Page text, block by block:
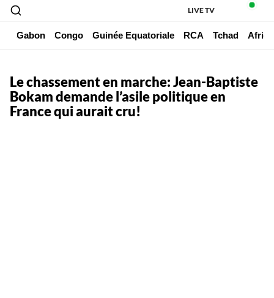
LIVE TV
Gabon Congo Guinée Equatoriale RCA Tchad
Le chassement en marche: Jean-Baptiste
Bokam demande l’asile politique en
France qui aurait cru!